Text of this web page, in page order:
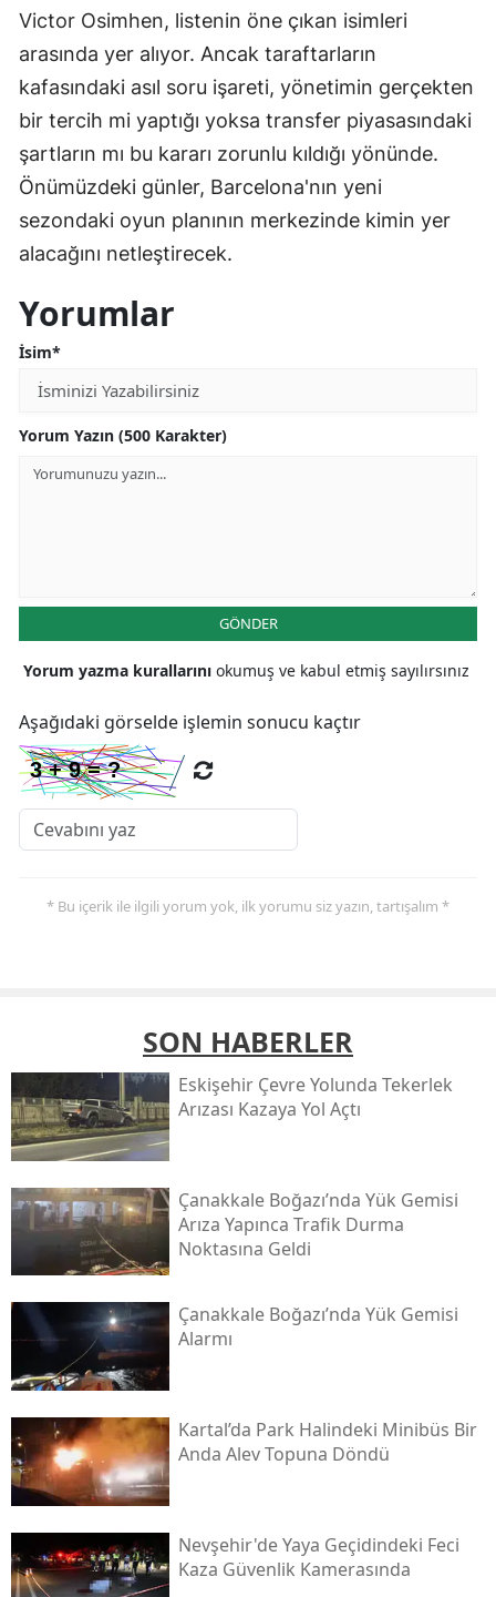
Victor Osimhen, listenin öne çıkan isimleri
arasında yer alıyor. Ancak taraftarların
kafasındaki asıl soru işareti, yönetimin gerçekten
bir tercih mi yaptığı yoksa transfer piyasasındaki
şartların mı bu kararı zorunlu kıldığı yönünde.
Önümüzdeki günler, Barcelona'nın yeni
sezondaki oyun planının merkezinde kimin yer
alacağını netleştirecek.
Yorumlar
İsim*
Yorum Yazın (500 Karakter)
GÖNDER
Yorum yazma kurallarını okumuş ve kabul etmiş sayılırsınız
Aşağıdaki görselde işlemin sonucu kaçtır
* Bu içerik ile ilgili yorum yok, ilk yorumu siz yazın, tartışalım *
SON HABERLER
Eskişehir Çevre Yolunda Tekerlek
Arızası Kazaya Yol Açtı
Çanakkale Boğazı’nda Yük Gemisi
Arıza Yapınca Trafik Durma
Noktasına Geldi
Çanakkale Boğazı’nda Yük Gemisi
Alarmı
Kartal’da Park Halindeki Minibüs Bir
Anda Alev Topuna Döndü
Nevşehir'de Yaya Geçidindeki Feci
Kaza Güvenlik Kamerasında